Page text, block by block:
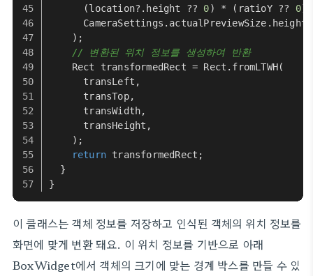
      (location?.
height ?? 0) * (ratioY ?? 0),
CameraSettings . actualPreviewSize . height
    );
// 변환된 위치 정보를 생성하여 반환
Rect
transformedRect = Rect . fromLTWH(
      transLeft,
      transTop,
      transWidth,
      transHeight,
    );
return transformedRect;
  }
}
이 클래스는 객체 정보를 저장하고 인식된 객체의 위치 정보를
화면에 맞게 변환 돼요. 이 위치 정보를 기반으로 아래
BoxWidget에서 객체의 크기에 맞는 경계 박스를 만들 수 있